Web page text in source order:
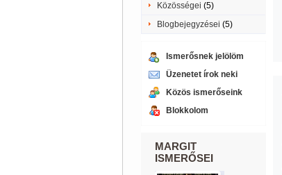
Közösségei (5)
Blogbejegyzései (5)
Ismerősnek jelölöm
Üzenetet írok neki
Közös ismerőseink
Blokkolom
MARGIT
ISMERŐSEI